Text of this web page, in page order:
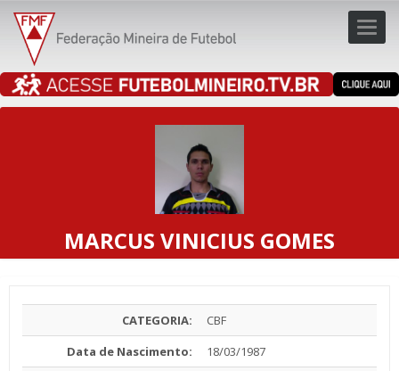
MARCUS VINICIUS GOMES
CATEGORIA:
CBF
Data de Nascimento:
18/03/1987